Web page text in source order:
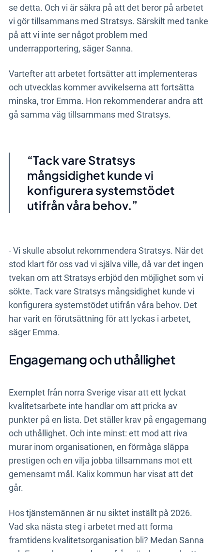
se detta. Och vi är säkra på att det beror på arbetet
vi gör tillsammans med Stratsys. Särskilt med tanke
på att vi inte ser något problem med
underrapportering, säger Sanna.
Vartefter att arbetet fortsätter att implementeras
och utvecklas kommer avvikelserna att fortsätta
minska, tror Emma. Hon rekommenderar andra att
gå samma väg tillsammans med Stratsys.
Tack vare Stratsys
mångsidighet kunde vi
konfigurera systemstödet
utifrån våra behov.
- Vi skulle absolut rekommendera Stratsys. När det
stod klart för oss vad vi själva ville, då var det ingen
tvekan om att Stratsys erbjöd den möjlighet som vi
sökte. Tack vare Stratsys mångsidighet kunde vi
konfigurera systemstödet utifrån våra behov. Det
har varit en förutsättning för att lyckas i arbetet,
säger Emma.
Engagemang och uthållighet
Exemplet från norra Sverige visar att ett lyckat
kvalitetsarbete inte handlar om att pricka av
punkter på en lista. Det ställer krav på engagemang
och uthållighet. Och inte minst: ett mod att riva
murar inom organisationen, en förmåga släppa
prestigen och en vilja jobba tillsammans mot ett
gemensamt mål. Kalix kommun har visat att det
går.
Hos tjänstemännen är nu siktet inställt på 2026.
Vad ska nästa steg i arbetet med att forma
framtidens kvalitetsorganisation bli? Medan Sanna